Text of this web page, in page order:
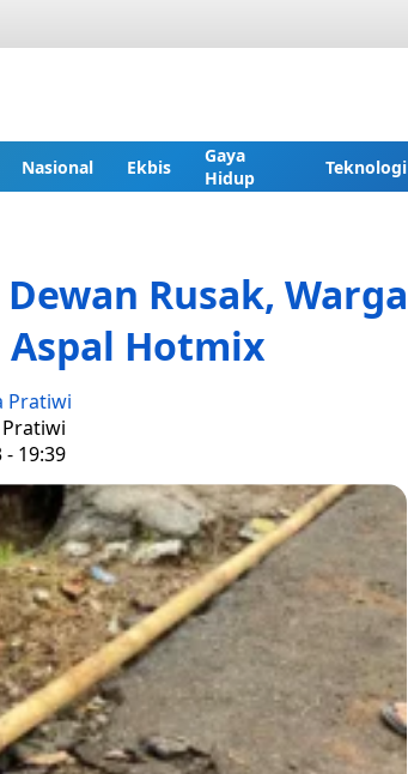
Nasional Ekbis
Gaya
Hidup
Teknologi
Rusak, Warga
Hotmix
Pratiwi
- 19:39